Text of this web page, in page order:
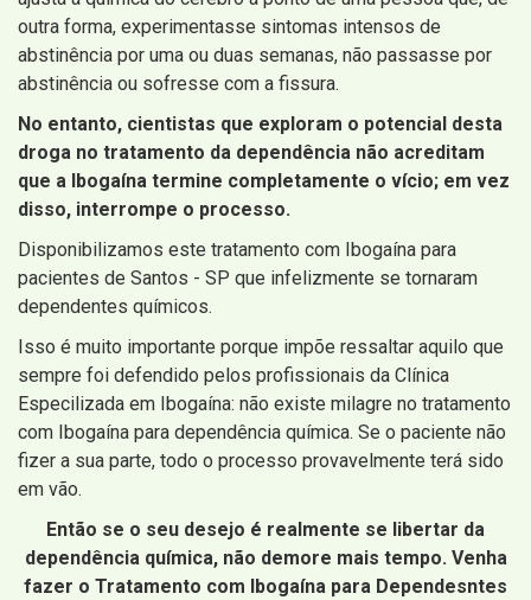
outra forma, experimentasse sintomas intensos de
abstinência por uma ou duas semanas, não passasse por
abstinência ou sofresse com a fissura.
No entanto, cientistas que exploram o potencial desta
droga no tratamento da dependência não acreditam
que a Ibogaína termine completamente o vício; em vez
disso, interrompe o processo.
Disponibilizamos este tratamento com Ibogaína para
pacientes de Santos - SP que infelizmente se tornaram
dependentes químicos.
Isso é muito importante porque impõe ressaltar aquilo que
sempre foi defendido pelos profissionais da Clínica
Especilizada em Ibogaína: não existe milagre no tratamento
com Ibogaína para dependência química. Se o paciente não
fizer a sua parte, todo o processo provavelmente terá sido
em vão.
Então se o seu desejo é realmente se libertar da
dependência química, não demore mais tempo. Venha
fazer o Tratamento com Ibogaína para Dependesntes